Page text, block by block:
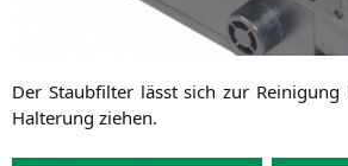
Der Staub­fil­ter lässt sich zur
Hal­te­rung ziehen.